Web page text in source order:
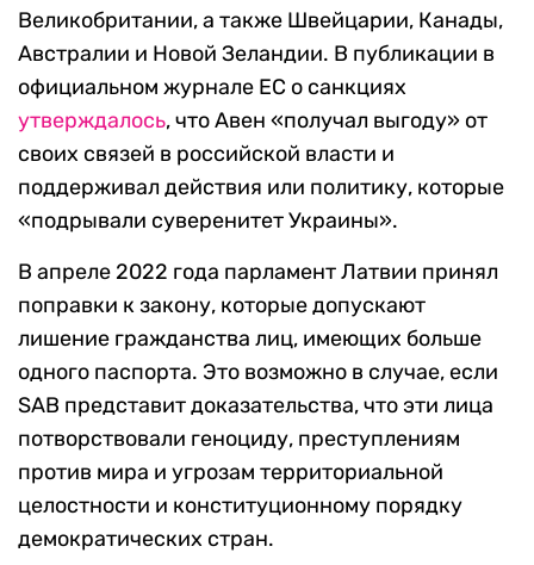
Великобритании, а также Швейцарии, Канады,
Австралии и Новой Зеландии. В публикации в
официальном журнале ЕС о санкциях
утверждалось, что Авен «получал выгоду» от
своих связей в российской власти и
поддерживал действия или политику, которые
«подрывали суверенитет Украины».
В апреле 2022 года парламент Латвии принял
поправки к закону, которые допускают
лишение гражданства лиц, имеющих больше
одного паспорта. Это возможно в случае, если
SAB представит доказательства, что эти лица
потворствовали геноциду, преступлениям
против мира и угрозам территориальной
целостности и конституционному порядку
демократических стран.